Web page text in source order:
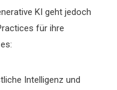
KI geht jedoch
für ihre
Intelligenz und